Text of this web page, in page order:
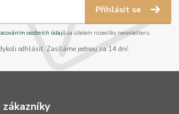
Přihlásit se
osobních údajůza účelem rozesílky newsletteru.
odhlásit. Zasíláme jednou za 14 dní.